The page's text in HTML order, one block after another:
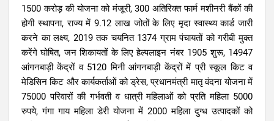
1500 करोड़ की योजना को मंजूरी, 300 अतिरिक्त फार्म मशीनरी बैंकों की
होगी स्थापना, राज्य में 9.12 लाख जोतों के लिए मृदा स्वास्थ्य कार्ड जारी
करने का लक्ष्य, 2019 तक चयनित 1374 ग्राम पंचायतों को गरीबी मुक्त
करेंगे घोषित, जन शिकायतों के लिए हेल्पलाइन नंबर 1905 शुरू, 14947
आंगनबाड़ी केंद्रों व 5120 मिनी आंगनबाड़ी केंद्रों में प्री स्कूल किट व
मेडिसिन किट और कार्यकर्ताओं को ड्रेस, प्रधानमंत्री मातृ वंदना योजना में
75000 परिवारों की गर्भवती व धात्री महिलाओं को प्रति महिला 5000
रुपये, गंगा गाय महिला डेरी योजना में 2000 महिला दुग्ध उत्पादकों को